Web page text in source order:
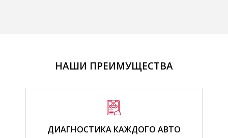
НАШИ ПРЕИМУЩЕСТВА
ДИАГНОСТИКА КАЖДОГО АВТО